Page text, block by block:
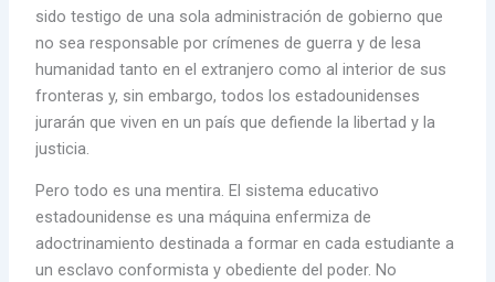
sido testigo de una sola administración de gobierno que
no sea responsable por crímenes de guerra y de lesa
humanidad tanto en el extranjero como al interior de sus
fronteras y, sin embargo, todos los estadounidenses
jurarán que viven en un país que defiende la libertad y la
justicia.
Pero todo es una mentira. El sistema educativo
estadounidense es una máquina enfermiza de
adoctrinamiento destinada a formar en cada estudiante a
un esclavo conformista y obediente del poder. No